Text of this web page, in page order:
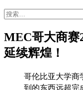
搜
MEC哥大商赛
延续辉煌！
哥伦比亚大学商
到的东西远超